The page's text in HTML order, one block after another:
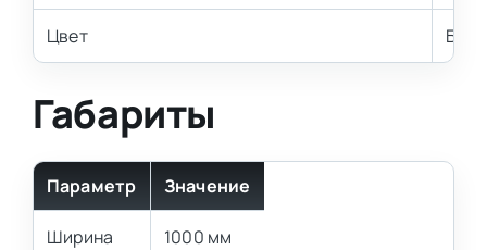
Цвет
Габариты
Параметр Значение
Ширина 1000 мм